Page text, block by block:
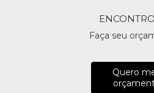
Faça seu
Quero